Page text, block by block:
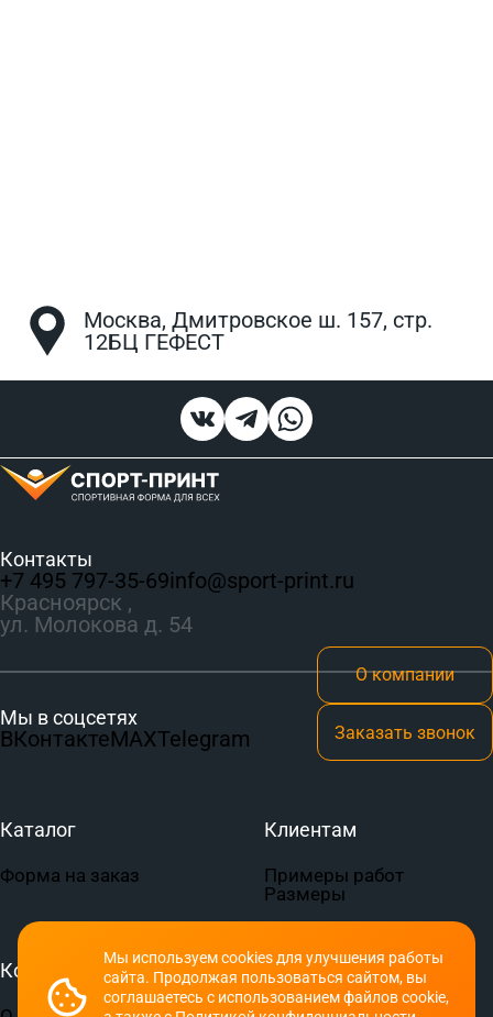
Москва, Дмитровское ш. 157, стр.
12БЦ ГЕФЕСТ
Мы используем cookies для улучшения работы
сайта. Продолжая пользоваться сайтом, вы
соглашаетесь с использованием файлов cookie,
Контакты
+7 495 797‑35-69info@sport-print.ru
Красноярск ,
ул. Молокова д. 54
Мы в соцсетях
ВКонтактеMAXTelegram
О компании
Заказать звонок
Каталог
Форма на заказ
Клиентам
Примеры работ
Размеры
Компания Документы